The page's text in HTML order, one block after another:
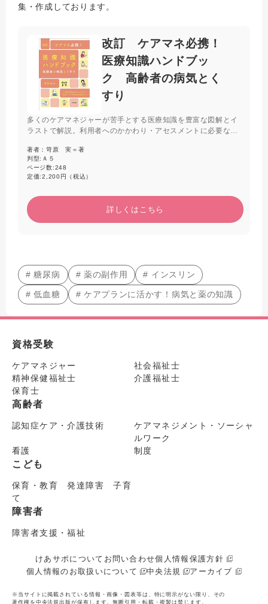
集・作成しております。
改訂 ケアマネ必携！
医療知識ハンドブッ
ク 高齢者の病気とく
すり
多くのケアマネジャーが苦手とする医療知識を豊富な図解とイ
ラストで解説。利用者へのかかわり・アセスメントに必要な病
使われる薬の情報もまとめた。フレイルなど近年のトピックも
収載した「入門書」に最適の一冊。
著者：苛原 実＝著
判型: Ａ５
ページ数:248
定価:2,200円（税込）
詳しくはこちら
# 糖尿病 # 薬の副作用 # インスリン
# 低血糖 # ケアプランに活かす！病気と薬の知識
資格受験
ケアマネジャー
社会福祉士
精神保健福祉士
介護福祉士
保育士
高齢者
認知症ケア・介護技術
ケアマネジメント・ソーシャ
ルワーク
看護
制度
こども
保育・教育 発達障害 子育
て
障害者
障害者支援・福祉
けあサポについて お問い合わせ個人情報保護方針
個人情報のお取扱いについて
中央法規 アーカイブ
※当サイトに掲載されている情報・画像・図表等は、特に明示がない限り、その
著作権を中央法規出版が保有します。無断引用・転載・複製は禁じます。